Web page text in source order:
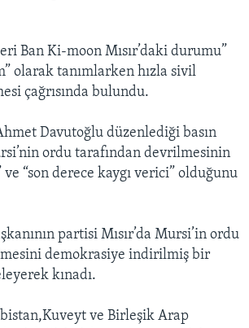
Ban Ki-moon Mısır’daki durumu”
olarak tanımlarken hızla sivil
çağrısında bulundu.
Davutoğlu düzenlediği basın
ordu tarafından devrilmesinin
“son derece kaygı verici” olduğunu
partisi Mısır’da Mursi’in ordu
demokrasiye indirilmiş bir
kınadı.
ve Birleşik Arap